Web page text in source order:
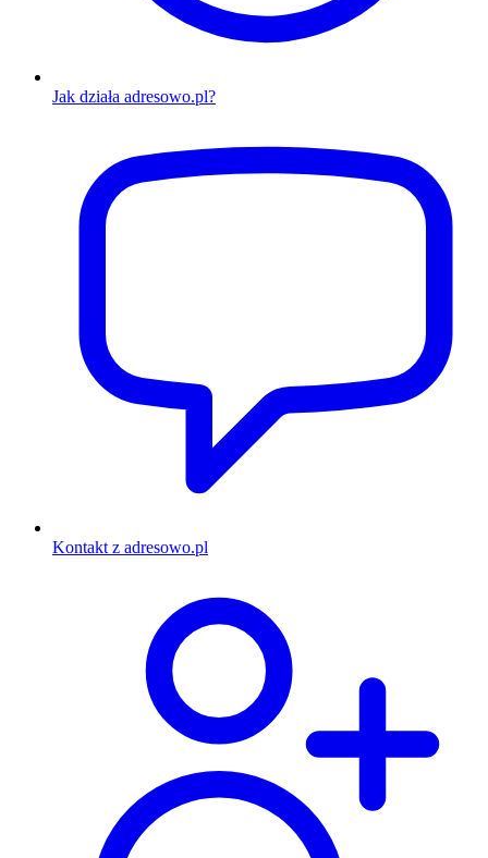
Jak działa adresowo.pl?
Kontakt z adresowo.pl